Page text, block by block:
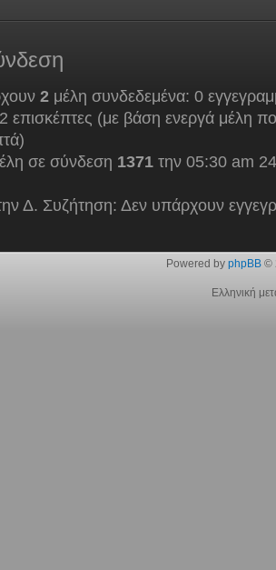
2μέλη συνδεδεμένα: 0
επισκέπτες (με βάση ενεργά μέλη
σε σύνδεση 1371την 05:30 am
Δ. Συζήτηση: Δεν υπάρχουν
Powered by phpBB©
Ελληνική